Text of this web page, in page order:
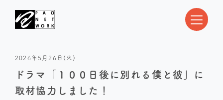
2026年5月26日(火)
ドラマ「１００日後に別れる僕と彼」に
取材協力しました！